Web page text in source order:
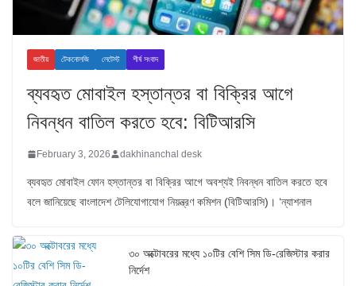
জাতীয় টেকনোলজি লেটেস্ট শীর্ষ সংবাদ
ব্যবহৃত মোবাইল হস্তান্তর বা বিক্রির আগে
নিবন্ধন বাতিল করতে হবে: বিটিআরসি
February 3, 2026 dakhinanchal desk
ব্যবহৃত মোবাইল ফোন হস্তান্তর বা বিক্রির আগে অবশ্যই নিবন্ধন বাতিল করতে হবে
বলে জানিয়েছে বাংলাদেশ টেলিযোগাযোগ নিয়ন্ত্রণ কমিশন (বিটিআরসি)। ‘ন্যাশনাল
৩০ অক্টোবরের মধ্যে ১০টির বেশি সিম ডি-রেজিস্টার করার
নির্দেশ